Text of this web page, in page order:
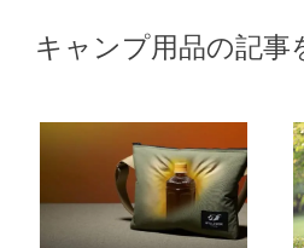
キャンプ用品の記事